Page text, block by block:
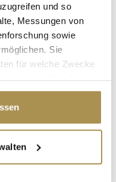
und so
Messungen von
sowie
Sie
für welche Zwecke
auf das Privacy
Lage
Meter genau sein